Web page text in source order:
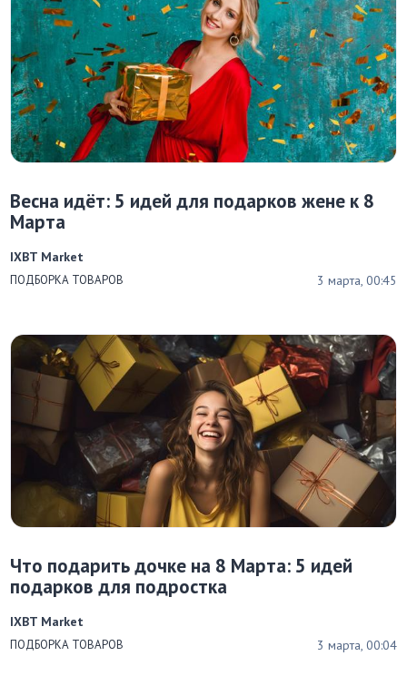
Весна идёт: 5 идей для подарков жене к 8
Марта
ПОДБОРКА ТОВАРОВ 3 марта, 00:45
IXBT Market
Что подарить дочке на 8 Марта: 5 идей
подарков для подростка
ПОДБОРКА ТОВАРОВ 3 марта, 00:04
IXBT Market